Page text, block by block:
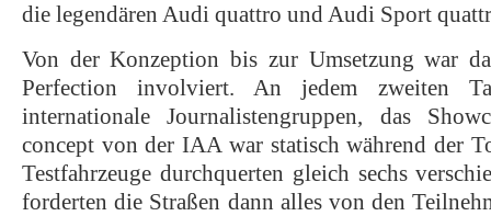
die legendären Audi quattro und Audi Sport
Von der Konzeption bis zur Umsetzung war
Perfection involviert. An jedem zweiten
internationale Journalistengruppen, das
concept von der IAA war statisch während der
Testfahrzeuge durchquerten gleich sechs
forderten die Straßen dann alles von den